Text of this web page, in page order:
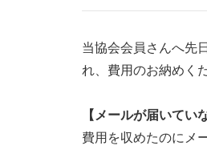
当協会会員さんへ先
れ、費用のお納めく
【メールが届いてい
費用を収めたのにメ